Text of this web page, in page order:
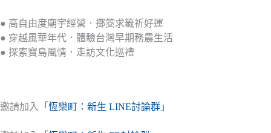
● 高自由度廟宇經營．擲筊求籤祈好運
● 穿越風華年代．體驗台灣早期務農生活
● 探索寶島風情．走訪文化巡禮
邀請加入 「恆樂町：新生 LINE討論群」